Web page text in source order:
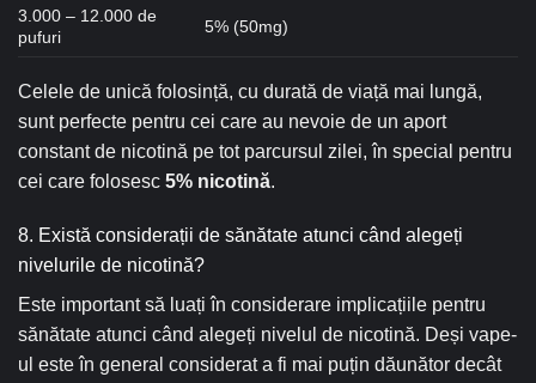
3.000 – 12.000 de
pufuri
5% (50mg)
Celele de unică folosință, cu durată de viață mai lungă,
sunt perfecte pentru cei care au nevoie de un aport
constant de nicotină pe tot parcursul zilei, în special pentru
cei care folosesc 5% nicotină.
8. Există considerații de sănătate atunci când alegeți
nivelurile de nicotină?
Este important să luați în considerare implicațiile pentru
sănătate atunci când alegeți nivelul de nicotină. Deși vape-
ul este în general considerat a fi mai puțin dăunător decât